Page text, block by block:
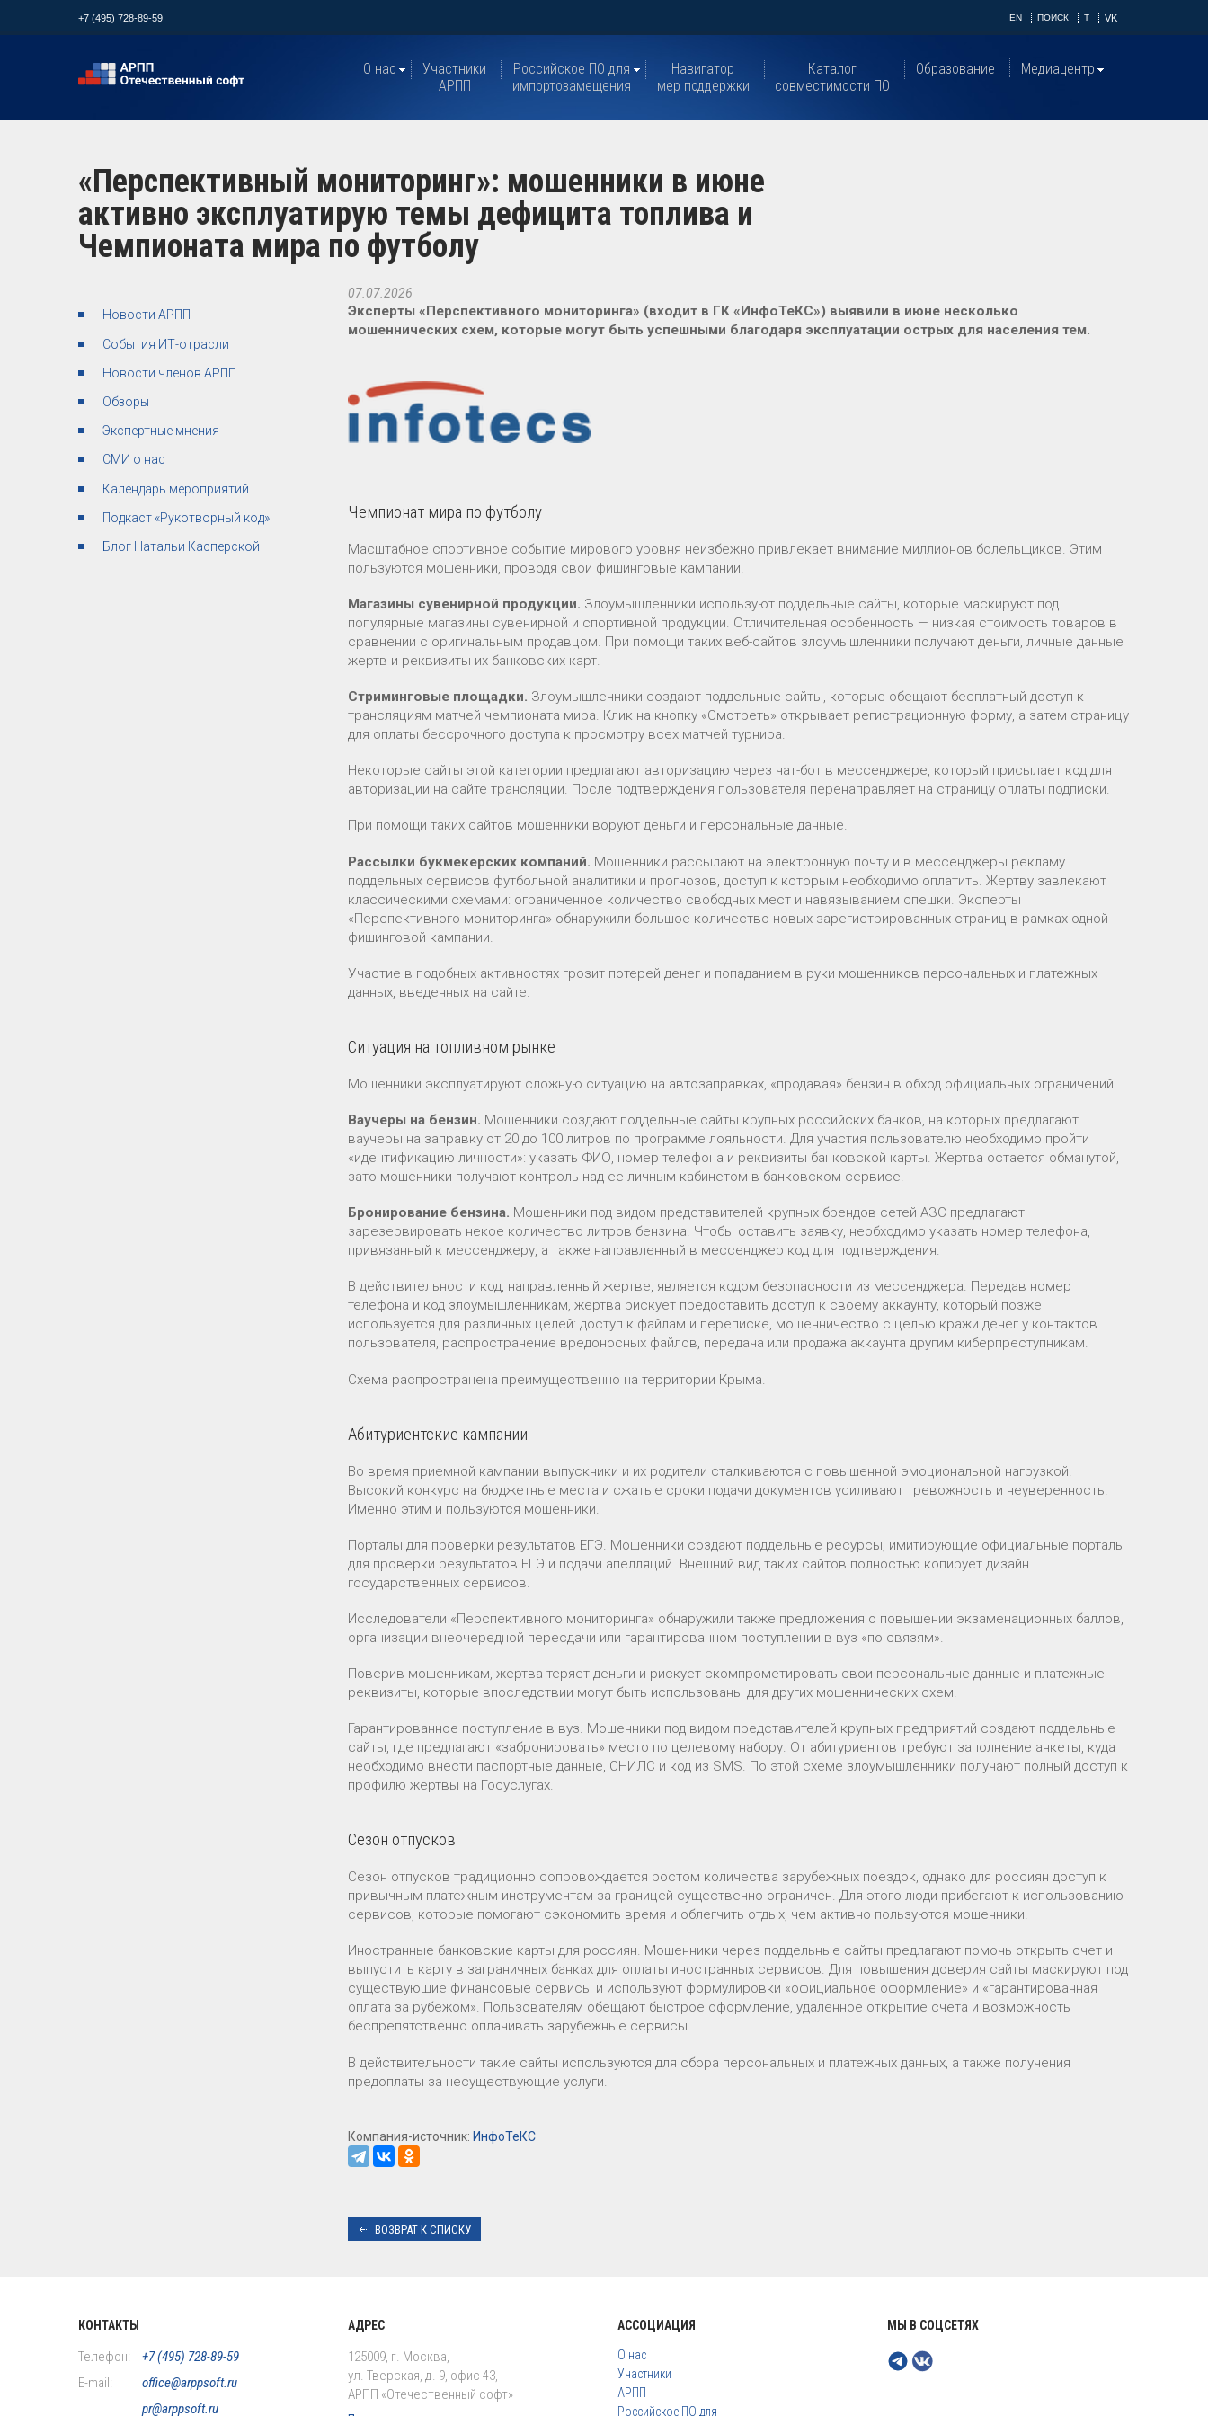
+7 (495) 728-89-59 EN ПОИСК T VK
О нас
Участники
АРПП
Российское ПО для
импортозамещения
Навигатор
мер поддержки
Каталог
совместимости ПО
Образование Медиацентр
«Перспективный мониторинг»: мошенники в июне
активно эксплуатирую темы дефицита топлива и
Чемпионата мира по футболу
Новости АРПП
События ИТ-отрасли
Новости членов АРПП
Обзоры
Экспертные мнения
СМИ о нас
Календарь мероприятий
Подкаст «Рукотворный код»
Блог Натальи Касперской
07.07.2026
Эксперты «Перспективного мониторинга» (входит в ГК «ИнфоТеКС») выявили в июне несколько
мошеннических схем, которые могут быть успешными благодаря эксплуатации острых для населения тем.
Чемпионат мира по футболу
Масштабное спортивное событие мирового уровня неизбежно привлекает внимание миллионов болельщиков. Этим
пользуются мошенники, проводя свои фишинговые кампании.
Магазины сувенирной продукции. Злоумышленники используют поддельные сайты, которые маскируют под
популярные магазины сувенирной и спортивной продукции. Отличительная особенность — низкая стоимость товаров в
сравнении с оригинальным продавцом. При помощи таких веб-сайтов злоумышленники получают деньги, личные данные
жертв и реквизиты их банковских карт.
Стриминговые площадки. Злоумышленники создают поддельные сайты, которые обещают бесплатный доступ к
трансляциям матчей чемпионата мира. Клик на кнопку «Смотреть» открывает регистрационную форму, а затем страницу
для оплаты бессрочного доступа к просмотру всех матчей турнира.
Некоторые сайты этой категории предлагают авторизацию через чат-бот в мессенджере, который присылает код для
авторизации на сайте трансляции. После подтверждения пользователя перенаправляет на страницу оплаты подписки.
При помощи таких сайтов мошенники воруют деньги и персональные данные.
Рассылки букмекерских компаний. Мошенники рассылают на электронную почту и в мессенджеры рекламу
поддельных сервисов футбольной аналитики и прогнозов, доступ к которым необходимо оплатить. Жертву завлекают
классическими схемами: ограниченное количество свободных мест и навязыванием спешки. Эксперты
«Перспективного мониторинга» обнаружили большое количество новых зарегистрированных страниц в рамках одной
фишинговой кампании.
Участие в подобных активностях грозит потерей денег и попаданием в руки мошенников персональных и платежных
данных, введенных на сайте.
Ситуация на топливном рынке
Мошенники эксплуатируют сложную ситуацию на автозаправках, «продавая» бензин в обход официальных ограничений.
Ваучеры на бензин. Мошенники создают поддельные сайты крупных российских банков, на которых предлагают
ваучеры на заправку от 20 до 100 литров по программе лояльности. Для участия пользователю необходимо пройти
«идентификацию личности»: указать ФИО, номер телефона и реквизиты банковской карты. Жертва остается обманутой,
зато мошенники получают контроль над ее личным кабинетом в банковском сервисе.
Бронирование бензина. Мошенники под видом представителей крупных брендов сетей АЗС предлагают
зарезервировать некое количество литров бензина. Чтобы оставить заявку, необходимо указать номер телефона,
привязанный к мессенджеру, а также направленный в мессенджер код для подтверждения.
В действительности код, направленный жертве, является кодом безопасности из мессенджера. Передав номер
телефона и код злоумышленникам, жертва рискует предоставить доступ к своему аккаунту, который позже
используется для различных целей: доступ к файлам и переписке, мошенничество с целью кражи денег у контактов
пользователя, распространение вредоносных файлов, передача или продажа аккаунта другим киберпреступникам.
Схема распространена преимущественно на территории Крыма.
Абитуриентские кампании
Во время приемной кампании выпускники и их родители сталкиваются с повышенной эмоциональной нагрузкой.
Высокий конкурс на бюджетные места и сжатые сроки подачи документов усиливают тревожность и неуверенность.
Именно этим и пользуются мошенники.
Порталы для проверки результатов ЕГЭ. Мошенники создают поддельные ресурсы, имитирующие официальные порталы
для проверки результатов ЕГЭ и подачи апелляций. Внешний вид таких сайтов полностью копирует дизайн
государственных сервисов.
Исследователи «Перспективного мониторинга» обнаружили также предложения о повышении экзаменационных баллов,
организации внеочередной пересдачи или гарантированном поступлении в вуз «по связям».
Поверив мошенникам, жертва теряет деньги и рискует скомпрометировать свои персональные данные и платежные
реквизиты, которые впоследствии могут быть использованы для других мошеннических схем.
Гарантированное поступление в вуз. Мошенники под видом представителей крупных предприятий создают поддельные
сайты, где предлагают «забронировать» место по целевому набору. От абитуриентов требуют заполнение анкеты, куда
необходимо внести паспортные данные, СНИЛС и код из SMS. По этой схеме злоумышленники получают полный доступ к
профилю жертвы на Госуслугах.
Сезон отпусков
Сезон отпусков традиционно сопровождается ростом количества зарубежных поездок, однако для россиян доступ к
привычным платежным инструментам за границей существенно ограничен. Для этого люди прибегают к использованию
сервисов, которые помогают сэкономить время и облегчить отдых, чем активно пользуются мошенники.
Иностранные банковские карты для россиян. Мошенники через поддельные сайты предлагают помочь открыть счет и
выпустить карту в заграничных банках для оплаты иностранных сервисов. Для повышения доверия сайты маскируют под
существующие финансовые сервисы и используют формулировки «официальное оформление» и «гарантированная
оплата за рубежом». Пользователям обещают быстрое оформление, удаленное открытие счета и возможность
беспрепятственно оплачивать зарубежные сервисы.
В действительности такие сайты используются для сбора персональных и платежных данных, а также получения
предоплаты за несуществующие услуги.
Компания-источник: ИнфоТеКС
ВОЗВРАТ К СПИСКУ
КОНТАКТЫ
Телефон:
+7 (495) 728-89-59
E-mail:
office@arppsoft.ru
pr@arppsoft.ru
АДРЕС
125009, г. Москва,
ул. Тверская, д. 9, офис 43,
АРПП «Отечественный софт»
АССОЦИАЦИЯ
О нас
Участники
АРПП
Российское ПО для
МЫ В СОЦСЕТЯХ